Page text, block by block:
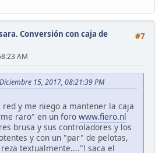
#7
Conversión con caja de
AM
Diciembre 15, 2017, 08:21:39 PM
y me niego a mantener la caja
raro" en un foro www.fiero.nl
brusa y sus controladores y los
y con un "par" de pelotas,
textualmente...."! saca el